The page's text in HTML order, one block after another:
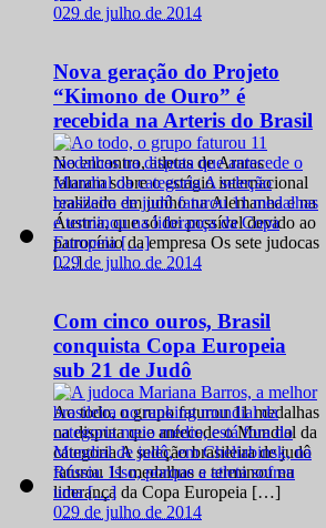
029 de julho de 2014
Nova geração do Projeto
“Kimono de Ouro” é
recebida na Arteris do Brasil
No encontro, atletas de Araras
falaram sobre o estágio internacional
realizado em junho na Alemanha e na
Áustria, que só foi possível devido ao
patrocínio da empresa Os sete judocas
[…]
029 de julho de 2014
Com cinco ouros, Brasil
conquista Copa Europeia
sub 21 de Judô
Ao todo, o grupo faturou 11 medalhas
na disputa que antecede o Mundial da
categoria A seleção brasileira de judô
faturou 11 medalhas e terminou na
liderança da Copa Europeia […]
029 de julho de 2014